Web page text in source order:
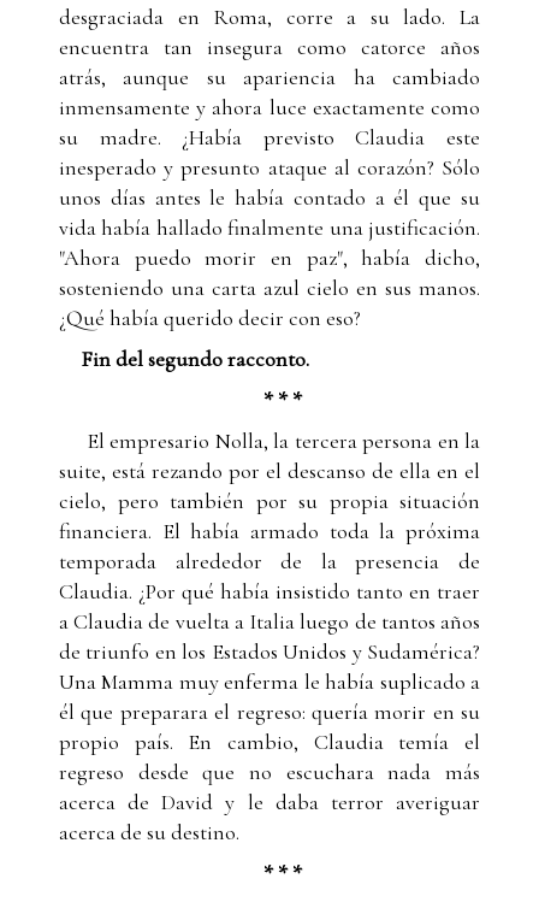
desgraciada en Roma, corre a su lado. La
encuentra tan insegura como catorce años
atrás, aunque su apariencia ha cambiado
inmensamente y ahora luce exactamente como
su madre. ¿Había previsto Claudia este
inesperado y presunto ataque al corazón? Sólo
unos días antes le había contado a él que su
vida había hallado finalmente una justificación.
"Ahora puedo morir en paz", había dicho,
sosteniendo una carta azul cielo en sus manos.
¿Qué había querido decir con eso?
Fin del segundo racconto.
* * *
El empresario Nolla, la tercera persona en la
suite, está rezando por el descanso de ella en el
cielo, pero también por su propia situación
financiera. El había armado toda la próxima
temporada alrededor de la presencia de
Claudia. ¿Por qué había insistido tanto en traer
a Claudia de vuelta a Italia luego de tantos años
de triunfo en los Estados Unidos y Sudamérica?
Una Mamma muy enferma le había suplicado a
él que preparara el regreso: quería morir en su
propio país. En cambio, Claudia temía el
regreso desde que no escuchara nada más
acerca de David y le daba terror averiguar
acerca de su destino.
* * *